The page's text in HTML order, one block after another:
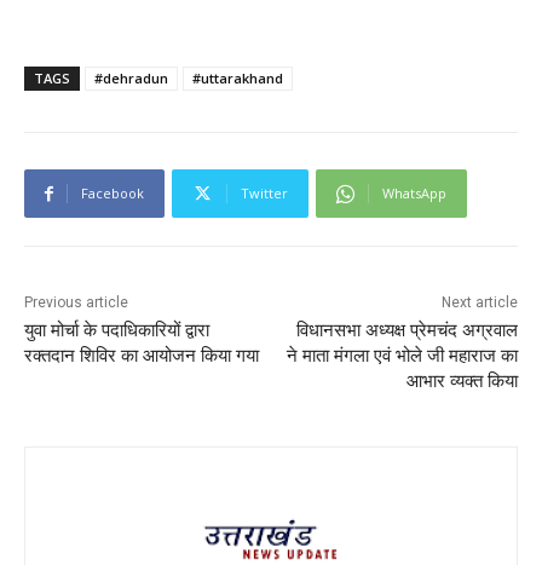
TAGS #dehradun #uttarakhand
Facebook Twitter WhatsApp
Previous article
युवा मोर्चा के पदाधिकारियों द्वारा
रक्तदान शिविर का आयोजन किया गया
Next article
विधानसभा अध्यक्ष प्रेमचंद अग्रवाल
ने माता मंगला एवं भोले जी महाराज का
आभार व्यक्त किया